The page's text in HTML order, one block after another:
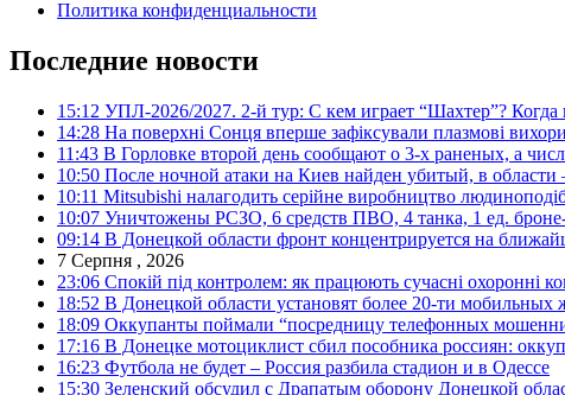
Политика конфиденциальности
Последние новости
15:12 УПЛ-2026/2027. 2-й тур: С кем играет “Шахтер”? Когда
14:28 На поверхні Сонця вперше зафіксували плазмові вихори
11:43 В Горловке второй день сообщают о 3-х раненых, а
10:50 После ночной атаки на Киев найден убитый, в
10:11 Mitsubishi налагодить серійне виробництво
10:07 Уничтожены РСЗО, 6 средств ПВО, 4 танка, 1 ед.
09:14 В Донецкой области фронт концентрируется на
7 Серпня , 2026
23:06 Спокій під контролем: як працюють сучасні охоронні
18:52 В Донецкой области установят более 20-ти мобильных
18:09 Оккупанты поймали “посредницу телефонных
17:16 В Донецке мотоциклист сбил пособника россиян:
16:23 Футбола не будет – Россия разбила стадион и в Одессе
15:30 Зеленский обсудил с Драпатым оборону Донецкой